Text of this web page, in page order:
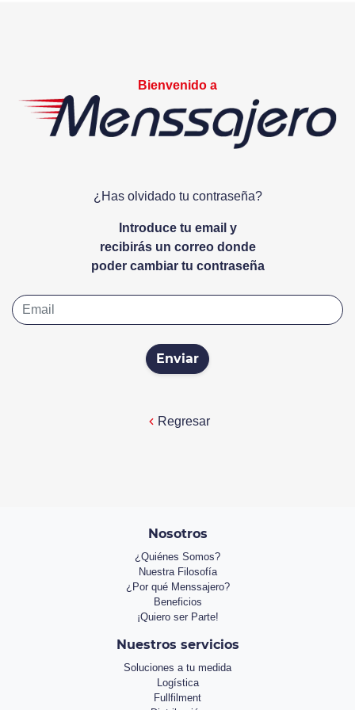
Bienvenido a
¿Has olvidado tu contraseña?
Introduce tu email y
recibirás un correo donde
poder cambiar tu contraseña
Enviar
Regresar
Nosotros
¿Quiénes Somos?
Nuestra Filosofía
¿Por qué Menssajero?
Beneficios
¡Quiero ser Parte!
Nuestros servicios
Soluciones a tu medida
Logística
Fullfilment